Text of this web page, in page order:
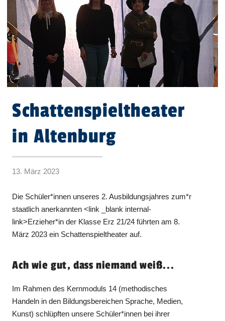
Schattenspieltheater
in Altenburg
13. März 2023
Die Schüler*innen unseres 2. Ausbildungsjahres zum*r
staatlich anerkannten <link _blank internal-
link>Erzieher*in der Klasse Erz 21/24 führten am 8.
März 2023 ein Schattenspieltheater auf.
Ach wie gut, dass niemand weiß...
Im Rahmen des Kernmoduls 14 (methodisches
Handeln in den Bildungsbereichen Sprache, Medien,
Kunst) schlüpften unsere Schüler*innen bei ihrer